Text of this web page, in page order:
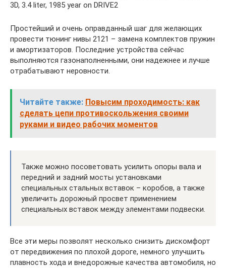
3D, 3.4 liter, 1985 year on DRIVE2
Простейший и очень оправданный шаг для желающих
провести тюнинг нивы 2121 – замена комплектов пружин
и амортизаторов. Последние устройства сейчас
выполняются газонаполненными, они надежнее и лучше
отрабатывают неровности.
Читайте также: Повысим проходимость: как
сделать цепи противоскольжения своими
руками и видео рабочих моментов
Также можно посоветовать усилить опоры вала и
передний и задний мосты установками
специальных стальных вставок – коробов, а также
увеличить дорожный просвет применением
специальных вставок между элементами подвески.
Все эти меры позволят несколько снизить дискомфорт
от передвижения по плохой дороге, немного улучшить
плавность хода и внедорожные качества автомобиля, но